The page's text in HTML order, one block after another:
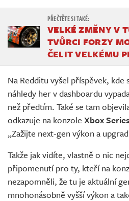
VELKÉ ZMĚNY V
TVŮRCI FORZY
ČELIT VELKÉMU
Na Redditu vyšel příspěvek, kde
náhledy her v dashboardu
než předtím. Také se tam
odkazuje na konzole Xbox
„Zažijte next-gen výkon a
Takže jak vidíte, vlastně o nic
připomenutí pro ty, kteří na
nezapomněli, že tu je aktuální
mnohonásobně vyšší výkon a